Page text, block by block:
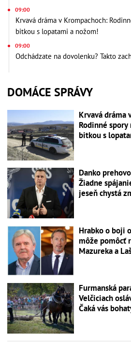
09:00
Krvavá dráma v Krompachoch:
bitkou s lopatami a nožom!
09:00
Odchádzate na dovolenku? Takto
DOMÁCE SPRÁVY
Krvavá dráma
Rodinné
bitkou s
Danko
Žiadne
jeseň chystá
Hrabko o boji
môže pomôcť
Mazureka a
Furmanská
Velčiciach
Čaká vás